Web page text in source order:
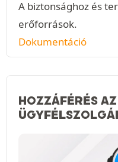
A biztonsághoz és
erőforrások.
Dokumentáció
HOZZÁFÉRÉS AZ